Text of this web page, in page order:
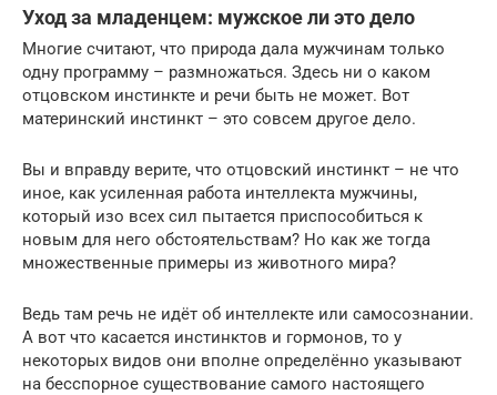
Уход за младенцем: мужское ли это дело
Многие считают, что природа дала мужчинам только
одну программу – размножаться. Здесь ни о каком
отцовском инстинкте и речи быть не может. Вот
материнский инстинкт – это совсем другое дело.
Вы и вправду верите, что отцовский инстинкт – не что
иное, как усиленная работа интеллекта мужчины,
который изо всех сил пытается приспособиться к
новым для него обстоятельствам? Но как же тогда
множественные примеры из животного мира?
Ведь там речь не идёт об интеллекте или самосознании.
А вот что касается инстинктов и гормонов, то у
некоторых видов они вполне определённо указывают
на бесспорное существование самого настоящего